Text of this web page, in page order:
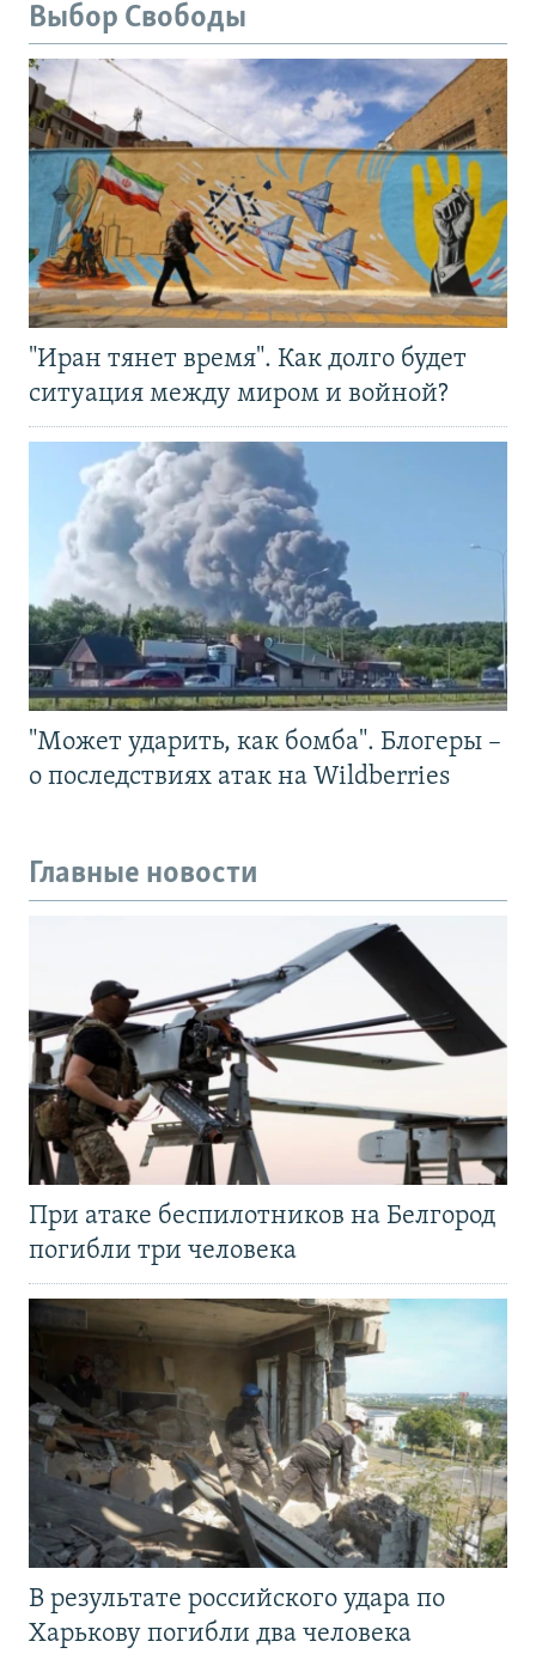
Выбор Свободы
"Иран тянет время". Как долго будет
ситуация между миром и войной?
"Может ударить, как бомба". Блогеры –
о последствиях атак на Wildberries
Главные новости
При атаке беспилотников на Белгород
погибли три человека
В результате российского удара по
Харькову погибли два человека